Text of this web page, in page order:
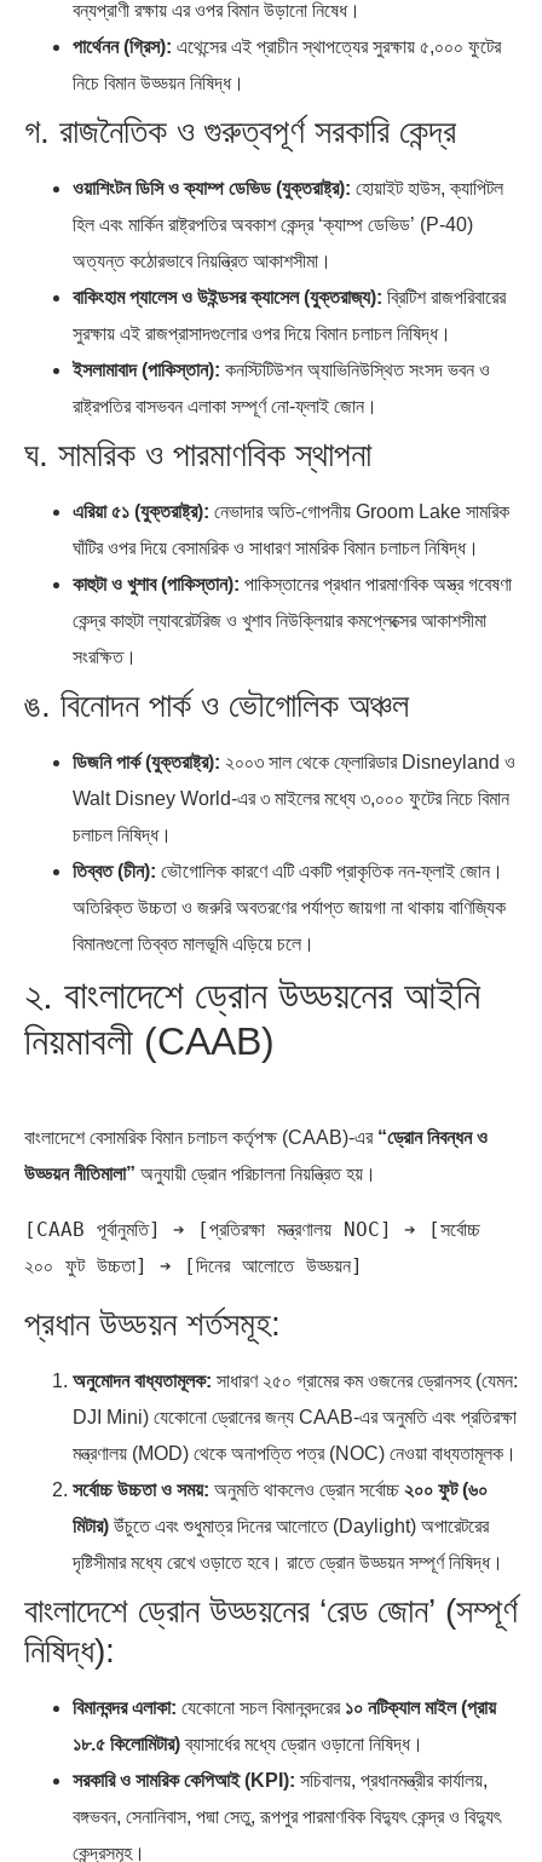
বন্যপ্রাণী রক্ষায় এর ওপর বিমান উড়ানো নিষেধ।
পার্থেনন (গ্রিস): এথেন্সের এই প্রাচীন স্থাপত্যের সুরক্ষায় ৫,০০০ ফুটের
নিচে বিমান উড্ডয়ন নিষিদ্ধ।
গ. রাজনৈতিক ও গুরুত্বপূর্ণ সরকারি কেন্দ্র
ওয়াশিংটন ডিসি ও ক্যাম্প ডেভিড (যুক্তরাষ্ট্র): হোয়াইট হাউস, ক্যাপিটল
হিল এবং মার্কিন রাষ্ট্রপতির অবকাশ কেন্দ্র ‘ক্যাম্প ডেভিড’ (P-40)
অত্যন্ত কঠোরভাবে নিয়ন্ত্রিত আকাশসীমা।
বাকিংহাম প্যালেস ও উইন্ডসর ক্যাসেল (যুক্তরাজ্য): ব্রিটিশ রাজপরিবারের
সুরক্ষায় এই রাজপ্রাসাদগুলোর ওপর দিয়ে বিমান চলাচল নিষিদ্ধ।
ইসলামাবাদ (পাকিস্তান): কনস্টিটিউশন অ্যাভিনিউস্থিত সংসদ ভবন ও
রাষ্ট্রপতির বাসভবন এলাকা সম্পূর্ণ নো-ফ্লাই জোন।
ঘ. সামরিক ও পারমাণবিক স্থাপনা
এরিয়া ৫১ (যুক্তরাষ্ট্র): নেভাদার অতি-গোপনীয় Groom Lake সামরিক
ঘাঁটির ওপর দিয়ে বেসামরিক ও সাধারণ সামরিক বিমান চলাচল নিষিদ্ধ।
কাহুটা ও খুশাব (পাকিস্তান): পাকিস্তানের প্রধান পারমাণবিক অস্ত্র গবেষণা
কেন্দ্র কাহুটা ল্যাবরেটরিজ ও খুশাব নিউক্লিয়ার কমপ্লেক্সের আকাশসীমা
সংরক্ষিত।
ঙ. বিনোদন পার্ক ও ভৌগোলিক অঞ্চল
ডিজনি পার্ক (যুক্তরাষ্ট্র): ২০০৩ সাল থেকে ফ্লোরিডার Disneyland ও
Walt Disney World-এর ৩ মাইলের মধ্যে ৩,০০০ ফুটের নিচে বিমান
চলাচল নিষিদ্ধ।
তিব্বত (চীন): ভৌগোলিক কারণে এটি একটি প্রাকৃতিক নন-ফ্লাই জোন।
অতিরিক্ত উচ্চতা ও জরুরি অবতরণের পর্যাপ্ত জায়গা না থাকায় বাণিজ্যিক
বিমানগুলো তিব্বত মালভূমি এড়িয়ে চলে।
২. বাংলাদেশে ড্রোন উড্ডয়নের আইনি
নিয়মাবলী (CAAB)
বাংলাদেশে বেসামরিক বিমান চলাচল কর্তৃপক্ষ (CAAB)-এর “ড্রোন নিবন্ধন ও
উড্ডয়ন নীতিমালা” অনুযায়ী ড্রোন পরিচালনা নিয়ন্ত্রিত হয়।
[CAAB পূর্বানুমতি] ➔ [প্রতিরক্ষা মন্ত্রণালয় NOC] ➔ [সর্বোচ্চ
প্রধান উড্ডয়ন শর্তসমূহ:
অনুমোদন বাধ্যতামূলক: সাধারণ ২৫০ গ্রামের কম ওজনের ড্রোনসহ (যেমন:
DJI Mini) যেকোনো ড্রোনের জন্য CAAB-এর অনুমতি এবং প্রতিরক্ষা
মন্ত্রণালয় (MOD) থেকে অনাপত্তি পত্র (NOC) নেওয়া বাধ্যতামূলক।
সর্বোচ্চ উচ্চতা ও সময়: অনুমতি থাকলেও ড্রোন সর্বোচ্চ ২০০ ফুট (৬০
মিটার) উঁচুতে এবং শুধুমাত্র দিনের আলোতে (Daylight) অপারেটরের
দৃষ্টিসীমার মধ্যে রেখে ওড়াতে হবে। রাতে ড্রোন উড্ডয়ন সম্পূর্ণ নিষিদ্ধ।
বাংলাদেশে ড্রোন উড্ডয়নের ‘রেড জোন’ (সম্পূর্ণ
নিষিদ্ধ):
বিমানবন্দর এলাকা: যেকোনো সচল বিমানবন্দরের ১০ নটিক্যাল মাইল (প্রায়
১৮.৫ কিলোমিটার)ব্যাসার্ধের মধ্যে ড্রোন ওড়ানো নিষিদ্ধ।
সরকারি ও সামরিক কেপিআই (KPI): সচিবালয়, প্রধানমন্ত্রীর কার্যালয়,
বঙ্গভবন, সেনানিবাস, পদ্মা সেতু, রূপপুর পারমাণবিক বিদ্যুৎ কেন্দ্র ও বিদ্যুৎ
কেন্দ্রসমূহ।